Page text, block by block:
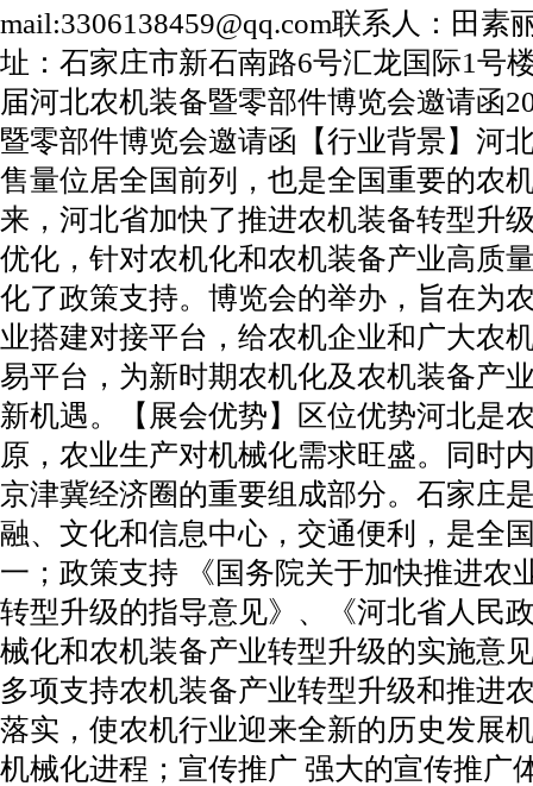
mail:3306138459@qq.com联系人：田素
址：石家庄市新石南路6号汇龙国际1号
届河北农机装备暨零部件博览会邀请函
暨零部件博览会邀请函【行业背景】河
售量位居全国前列，也是全国重要的农
来，河北省加快了推进农机装备转型升
优化，针对农机化和农机装备产业高质
化了政策支持。博览会的举办，旨在为
业搭建对接平台，给农机企业和广大农
易平台，为新时期农机化及农机装备产
新机遇。【展会优势】区位优势河北是
原，农业生产对机械化需求旺盛。同时
京津冀经济圈的重要组成部分。石家庄
融、文化和信息中心，交通便利，是全
一；政策支持 《国务院关于加快推进农
转型升级的指导意见》、《河北省人民
械化和农机装备产业转型升级的实施意
多项支持农机装备产业转型升级和推进
落实，使农机行业迎来全新的历史发展
机械化进程；宣传推广 强大的宣传推广